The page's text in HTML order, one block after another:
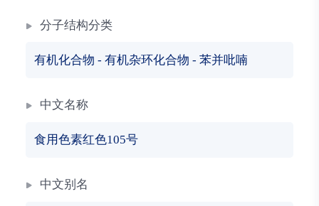
分子结构分类
有机化合物 - 有机杂环化合物 - 苯并吡喃
中文名称
食用色素红色105号
中文别名